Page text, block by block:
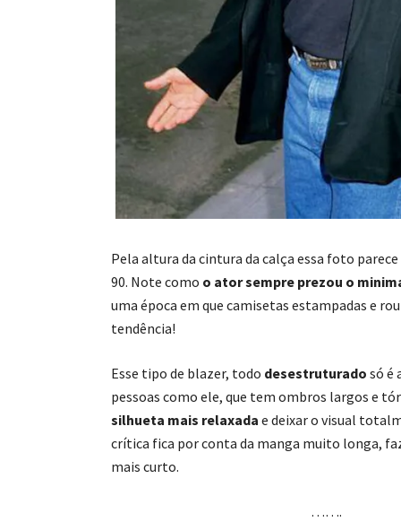
Pela altura da cintura da calça essa foto
90. Note como o ator sempre prezou o
uma época em que camisetas estampadas e
tendência!
Esse tipo de blazer, todo desestruturado só é
pessoas como ele, que tem ombros largos e
silhueta mais relaxada e deixar o visual
crítica fica por conta da manga muito longa,
mais curto.
…….